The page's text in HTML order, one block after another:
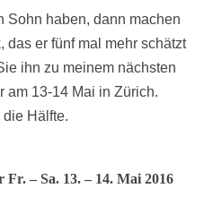
Sohn haben, dann machen
das er fünf mal mehr schätzt
ihn zu meinem nächsten
am 13-14 Mai in Zürich.
Hälfte.
– Sa. 13. – 14. Mai 2016